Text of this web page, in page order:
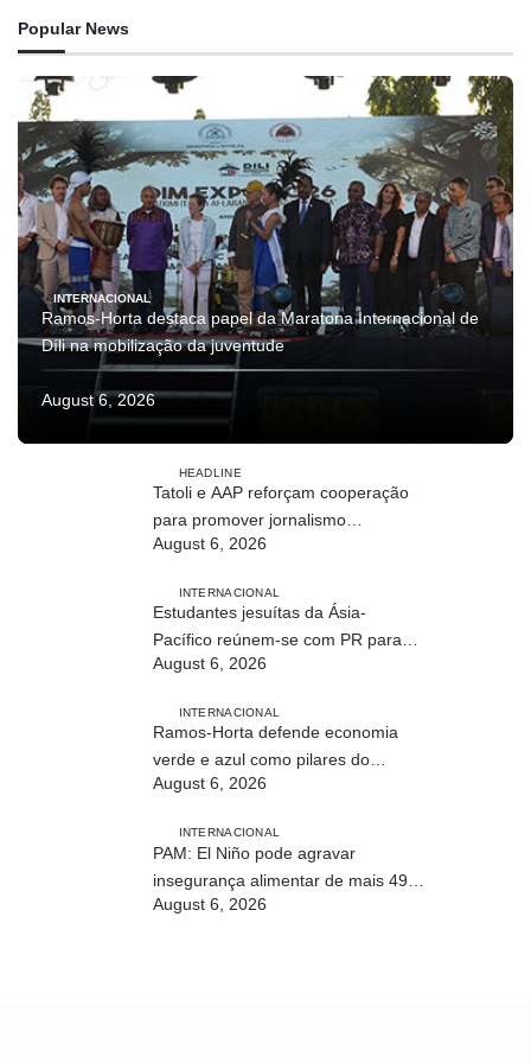
Popular News
INTERNACIONAL
Ramos-Horta destaca papel da Maratona Internacional de
Díli na mobilização da juventude
August 6, 2026
HEADLINE
Tatoli e AAP reforçam cooperação
para promover jornalismo
profissional em Timor-Leste
August 6, 2026
INTERNACIONAL
Estudantes jesuítas da Ásia-
Pacífico reúnem-se com PR para
conhecer processo de paz no país
August 6, 2026
INTERNACIONAL
Ramos-Horta defende economia
verde e azul como pilares do
desenvolvimento sustentável de
August 6, 2026
INTERNACIONAL
PAM: El Niño pode agravar
insegurança alimentar de mais 49
milhões de pessoas até 2027
August 6, 2026